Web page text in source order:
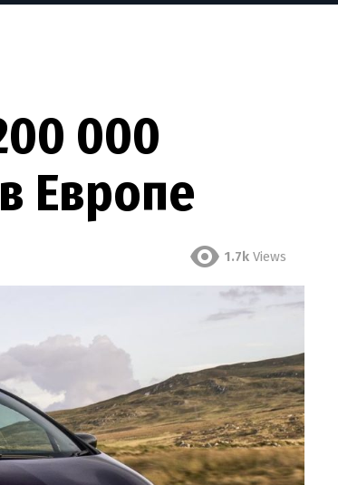
000
Европе
1.7k Views